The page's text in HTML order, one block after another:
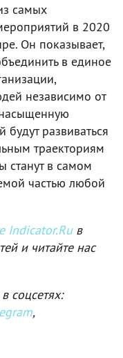
самых
в 2020
Он показывает,
в единое
независимо от
развиваться
траекториям
станут в самом
частью любой
Indicator.Ruв
и читайте нас
соцсетях:
,